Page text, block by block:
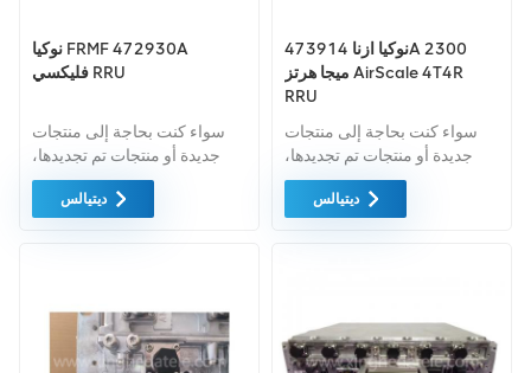
نوكيا FRMF 472930A
فليكسي RRU
سواء كنت بحاجة إلى منتجات
جديدة أو منتجات تم تجديدها،
فإن الضمان الشامل هو المعيار
القياسي. فنحن نشتري فقط
أعلى مستويات الجودة. ويتم
ديتيالس
نوكيا ازنا 473914A 2300
ميجا هرتز AirScale 4T4R
RRU
سواء كنت بحاجة إلى منتجات
جديدة أو منتجات تم تجديدها،
فإن الضمان الشامل هو المعيار
القياسي. فنحن نشتري فقط
أعلى مستويات الجودة. ويتم
ديتيالس